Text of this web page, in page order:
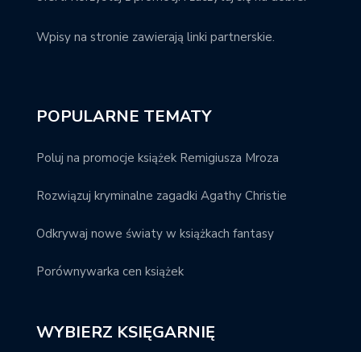
Wpisy na stronie zawierają linki partnerskie.
POPULARNE TEMATY
Poluj na promocje książek Remigiusza Mroza
Rozwiązuj kryminalne zagadki Agathy Christie
Odkrywaj nowe światy w książkach fantasy
Porównywarka cen książek
WYBIERZ KSIĘGARNIĘ